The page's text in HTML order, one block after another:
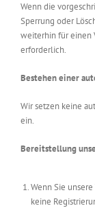
Wenn die
Sperrung oder
weiterhin für einen
erforderlich.
Bestehen einer
Wir setzen keine
ein.
Bereitstellung
Wenn Sie
keine